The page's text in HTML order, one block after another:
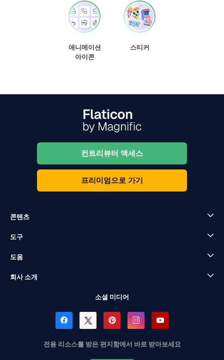
애니메이션
아이콘
스티커
컨트리뷰터 액세스
프리미엄으로 가기
콘텐츠
도구
도움
회사 소개
소셜 미디어
전용 리소스를 받은 편지함에서 바로 받아보세요